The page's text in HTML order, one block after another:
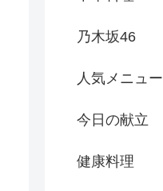
乃木坂46
人気メニュー
今日の献立
健康料理